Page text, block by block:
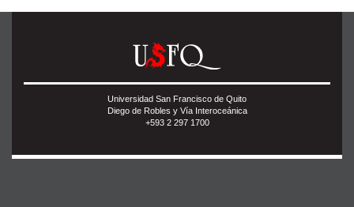
Universidad San Francisco de Quito
Diego de Robles y Vía Interoceánica
+593 2 297 1700